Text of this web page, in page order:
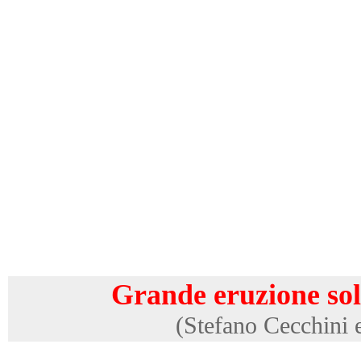
Grande eruzione
(Stefano Cecchini